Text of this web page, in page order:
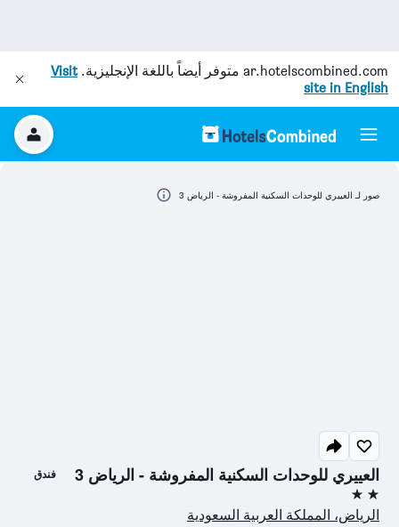
ar.hotelscombined.com متوفر أيضاً باللغة الإنجليزية.Visit
site in English
العييري للوحدات السكنية المفروشة - الرياض 3 فندق
2 نجمتين
الرياض، المملكة العربية السعودية
صور لـ العييري للوحدات السكنية المفروشة - الرياض 3